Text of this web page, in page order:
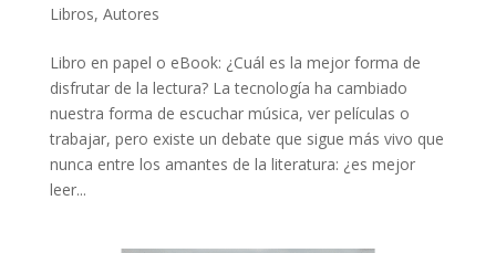
Libros, Autores
Libro en papel o eBook: ¿Cuál es la mejor forma de
disfrutar de la lectura? La tecnología ha cambiado
nuestra forma de escuchar música, ver películas o
trabajar, pero existe un debate que sigue más vivo que
nunca entre los amantes de la literatura: ¿es mejor
leer...